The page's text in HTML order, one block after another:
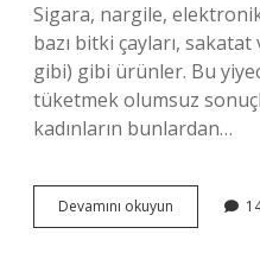
Sigara, nargile,
bazı bitki çayları,
gibi) gibi ürünler. Bu
tüketmek olumsuz
kadınların bunlardan…
Devamını okuyun Hamileyken
Neler